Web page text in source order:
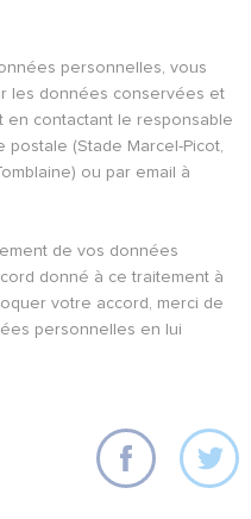
personnelles, vous
les données conservées et
en contactant le responsable
(Stade Marcel-Picot,
ou par email à
de vos données
donné à ce traitement à
votre accord, merci de
personnelles en lui